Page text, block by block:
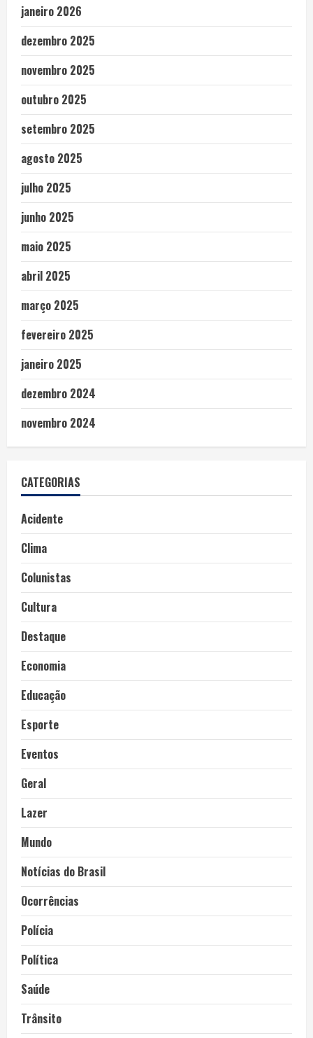
janeiro 2026
dezembro 2025
novembro 2025
outubro 2025
setembro 2025
agosto 2025
julho 2025
junho 2025
maio 2025
abril 2025
março 2025
fevereiro 2025
janeiro 2025
dezembro 2024
novembro 2024
CATEGORIAS
Acidente
Clima
Colunistas
Cultura
Destaque
Economia
Educação
Esporte
Eventos
Geral
Lazer
Mundo
Notícias do Brasil
Ocorrências
Polícia
Política
Saúde
Trânsito